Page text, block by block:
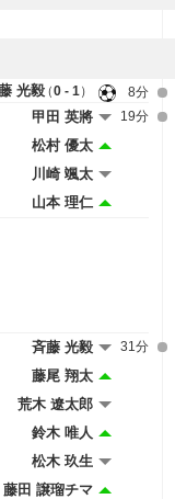
8分
光毅 0 - 1
19分
甲田 英將
松村 優太
川崎 颯太
山本 理仁
31分
斉藤 光毅
藤尾 翔太
荒木 遼太郎
鈴木 唯人
松木 玖生
藤田 譲瑠チマ